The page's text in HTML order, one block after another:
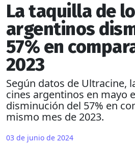
La taquilla de
argentinos
57% en
2023
Según datos de Ultracine,
cines argentinos en mayo
disminución del 57% en
mismo mes de 2023.
03 de junio de 2024